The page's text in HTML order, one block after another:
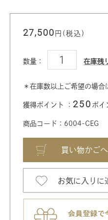
27,500 円(税込)
数量： 在庫残
＊在庫数以上ご希望の場
獲得ポイント ： 250 ポイ
商品コード：6004-CEG
お気に入りに